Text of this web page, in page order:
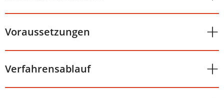
Voraussetzungen
Verfahrensablauf